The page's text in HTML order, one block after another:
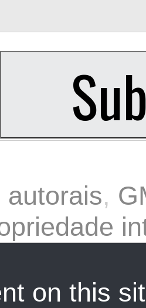
autorais,
on this